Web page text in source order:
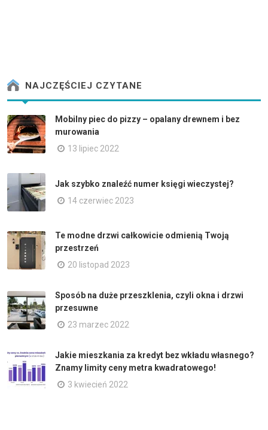
NAJCZĘŚCIEJ CZYTANE
Mobilny piec do pizzy – opalany drewnem i bez
murowania
13 lipiec 2022
Jak szybko znaleźć numer księgi wieczystej?
14 czerwiec 2023
Te modne drzwi całkowicie odmienią Twoją
przestrzeń
20 listopad 2023
Sposób na duże przeszklenia, czyli okna i drzwi
przesuwne
23 marzec 2022
Jakie mieszkania za kredyt bez wkładu własnego?
Znamy limity ceny metra kwadratowego!
3 kwiecień 2022